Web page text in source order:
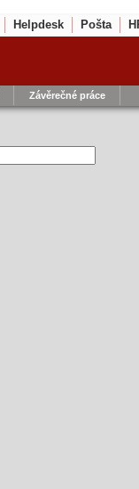
Helpdesk Pošta
Závěrečné práce